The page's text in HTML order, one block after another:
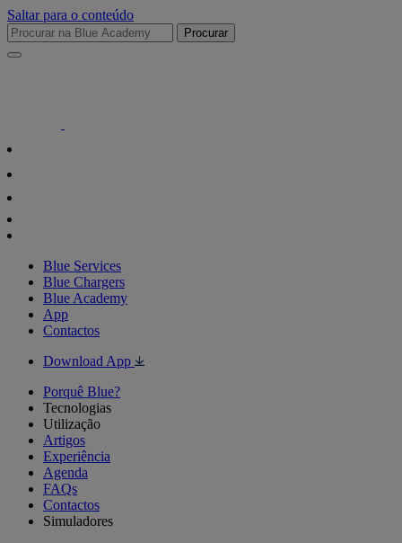
Saltar para o conteúdo
Procurar
Blue Services
Blue Chargers
Blue Academy
App
Contactos
Download App
Porquê Blue?
Tecnologias
Utilização
Artigos
Experiência
Agenda
FAQs
Contactos
Simuladores